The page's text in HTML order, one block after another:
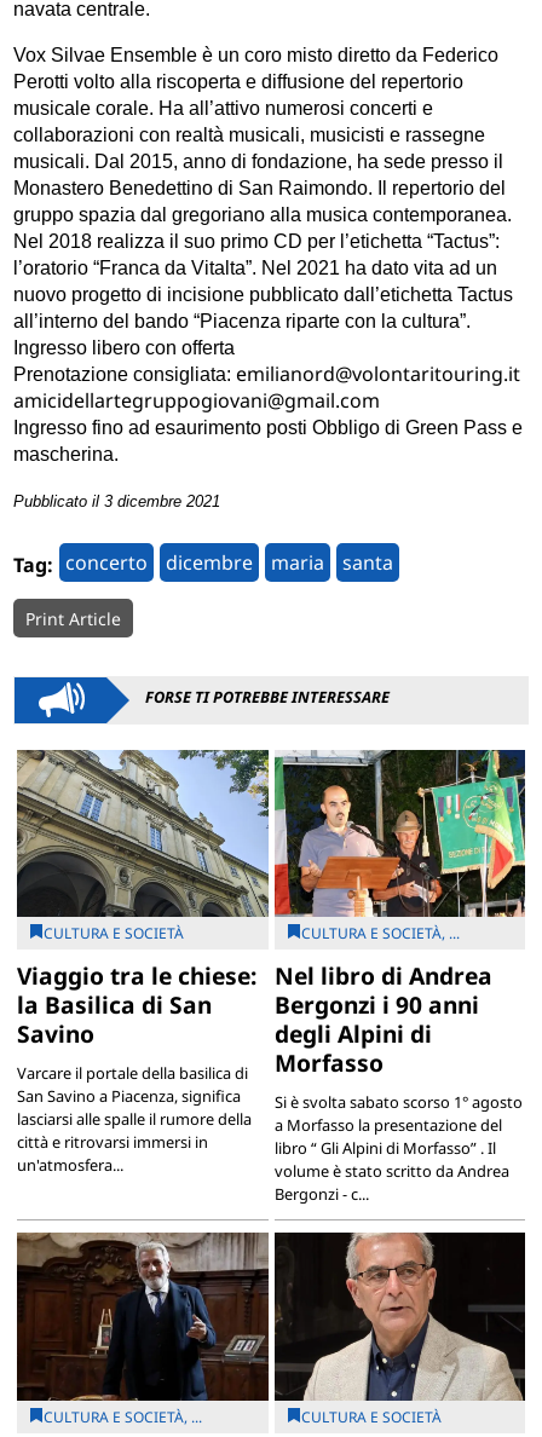
navata centrale.
Vox Silvae Ensemble è un coro misto diretto da Federico
Perotti volto alla riscoperta e diffusione del repertorio
musicale corale. Ha all’attivo numerosi concerti e
collaborazioni con realtà musicali, musicisti e rassegne
musicali. Dal 2015, anno di fondazione, ha sede presso il
Monastero Benedettino di San Raimondo. Il repertorio del
gruppo spazia dal gregoriano alla musica contemporanea.
Nel 2018 realizza il suo primo CD per l’etichetta “Tactus”:
l’oratorio “Franca da Vitalta”. Nel 2021 ha dato vita ad un
nuovo progetto di incisione pubblicato dall’etichetta Tactus
all’interno del bando “Piacenza riparte con la cultura”.
Ingresso libero con offerta
Prenotazione consigliata:emilianord@volontaritouring.it
amicidellartegruppogiovani@gmail.com
Ingresso fino ad esaurimento posti Obbligo di Green Pass e
mascherina.
Pubblicato il 3 dicembre 2021
Tag: concerto dicembre maria santa
Print Article
FORSE TI POTREBBE INTERESSARE
CULTURA E SOCIETÀ
Viaggio tra le chiese:
la Basilica di San
Savino
Varcare il portale della basilica di
San Savino a Piacenza, significa
lasciarsi alle spalle il rumore della
città e ritrovarsi immersi in
un'atmosfera...
CULTURA E SOCIETÀ, ...
Nel libro di Andrea
Bergonzi i 90 anni
degli Alpini di
Morfasso
Si è svolta sabato scorso 1° agosto
a Morfasso la presentazione del
libro “ Gli Alpini di Morfasso” . Il
volume è stato scritto da Andrea
Bergonzi - c...
CULTURA E SOCIETÀ, ... CULTURA E SOCIETÀ